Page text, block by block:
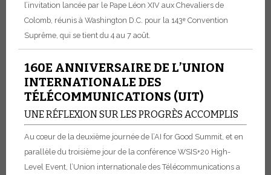
l’invitation lancée par le Pape Léon XIV aux Chevaliers de
Colomb, réunis à Washington D.C. pour la 143ᵉ Convention
Suprême, qui se tient du 4 au 7 août.
160E ANNIVERSAIRE DE L’UNION
INTERNATIONALE DES
TÉLÉCOMMUNICATIONS (UIT)
UNE RÉFLEXION SUR LES PROGRÈS ACCOMPLIS
Au cœur de la deuxième journée de l’AI for Good Summit, et en
parallèle du troisième jour de la conférence WSIS+20 High-
Level Event, l’Union internationale des Télécommunications a